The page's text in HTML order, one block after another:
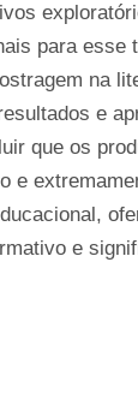
para esse
na
e
que os
e
e